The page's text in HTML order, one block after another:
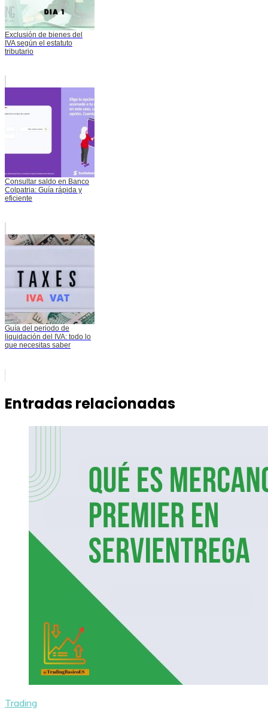
Exclusión de bienes del
IVA según el estatuto
tributario
Consultar saldo en Banco
Colpatria: Guía rápida y
eficiente
Guía del periodo de
liquidación del IVA: todo lo
que necesitas saber
Entradas relacionadas
Trading